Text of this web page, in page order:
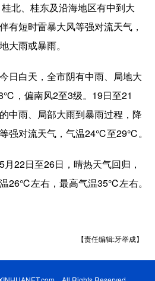
河北 山西
上海
湖北 湖南
海南 重庆
云南 西藏
青海 宁夏
黑龙江
Français عربى
北、桂东及沿海地区有中到大
有短时雷暴大风等强对流天气，
大雨或暴雨。
白天，全市阴有中雨、局地大
，偏南风2至3级。19日至21
中雨、局部大雨到暴雨过程，降
强对流天气，气温24℃至29℃。
22日至26日，晴热天气回归，
26℃左右，最高气温35℃左右。
【责任编辑:牙举成】